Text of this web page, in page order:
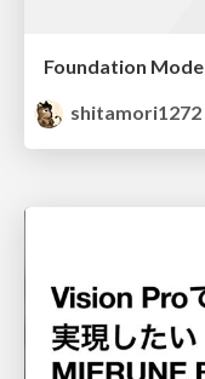
shitamori1272